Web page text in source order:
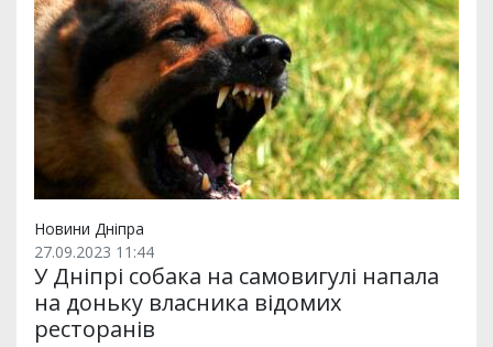
Новини Дніпра
27.09.2023 11:44
У Дніпрі собака на самовигулі напала
на доньку власника відомих
ресторанів